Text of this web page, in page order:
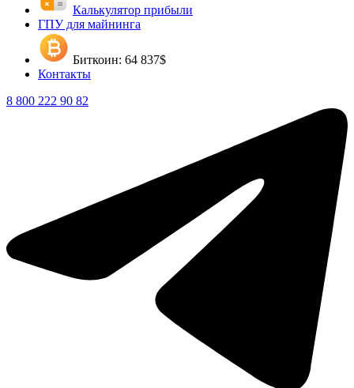
Калькулятор прибыли
ГПУ для майнинга
Биткоин: 64 837$
Контакты
8 800 222 90 82